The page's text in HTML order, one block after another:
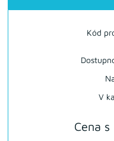
Cena
Kód
V